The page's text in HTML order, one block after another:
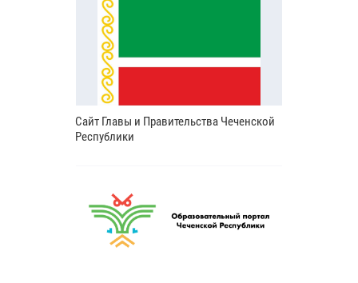
Сайт Главы и Правительства Чеченской
Республики